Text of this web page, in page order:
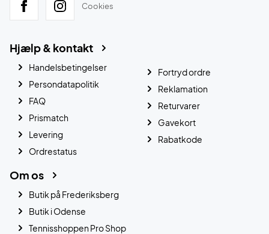
Cookies
Hjælp & kontakt
Handelsbetingelser
Persondatapolitik
FAQ
Prismatch
Levering
Ordrestatus
Fortryd ordre
Reklamation
Returvarer
Gavekort
Rabatkode
Om os
Butik på Frederiksberg
Butik i Odense
Tennisshoppen Pro Shop